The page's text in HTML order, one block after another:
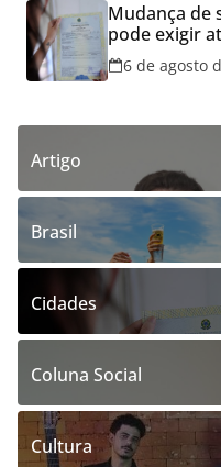
Mudança de
pode exigir
dos filhos
6 de agosto
Artigo
Brasil
Cidades
Coluna Social
Cultura